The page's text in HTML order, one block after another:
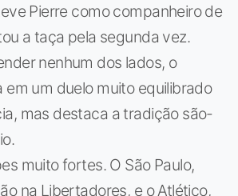
Pierre como companheiro de
a taça pela segunda vez.
nenhum dos lados, o
em um duelo muito equilibrado
mas destaca a tradição são-
muito fortes. O São Paulo,
na Libertadores, e o Atlético,